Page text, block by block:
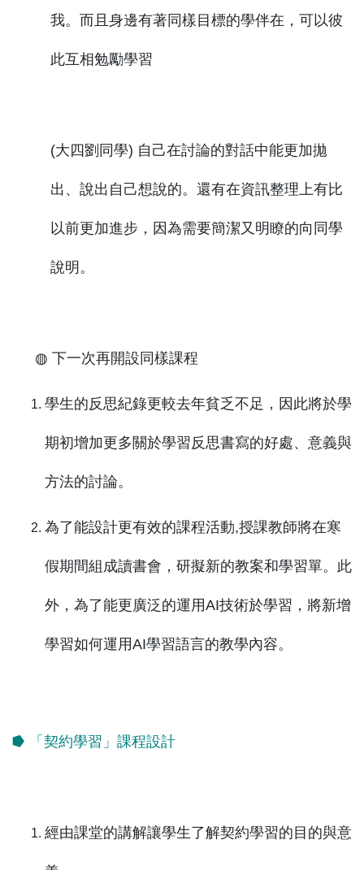
我。而且身邊有著同樣目標的學伴在，可以彼
此互相勉勵學習
(大四劉同學) 自己在討論的對話中能更加拋
出、說出自己想說的。還有在資訊整理上有比
以前更加進步，因為需要簡潔又明瞭的向同學
說明。
◍ 下一次再開設同樣課程
學生的反思紀錄更較去年貧乏不足，因此將於學
期初增加更多關於學習反思書寫的好處、意義與
方法的討論。
為了能設計更有效的課程活動,授課教師將在寒
假期間組成讀書會，研擬新的教案和學習單。此
外，為了能更廣泛的運用AI技術於學習，將新增
學習如何運用AI學習語言的教學內容。
⭓ 「契約學習」課程設計
經由課堂的講解讓學生了解契約學習的目的與意